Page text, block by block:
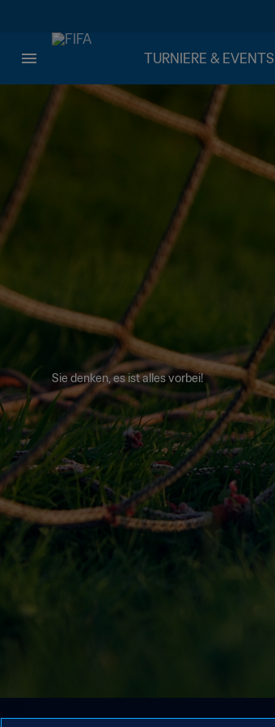
TURNIERE & EVENTS
Sie denken, es ist alles vorbei!